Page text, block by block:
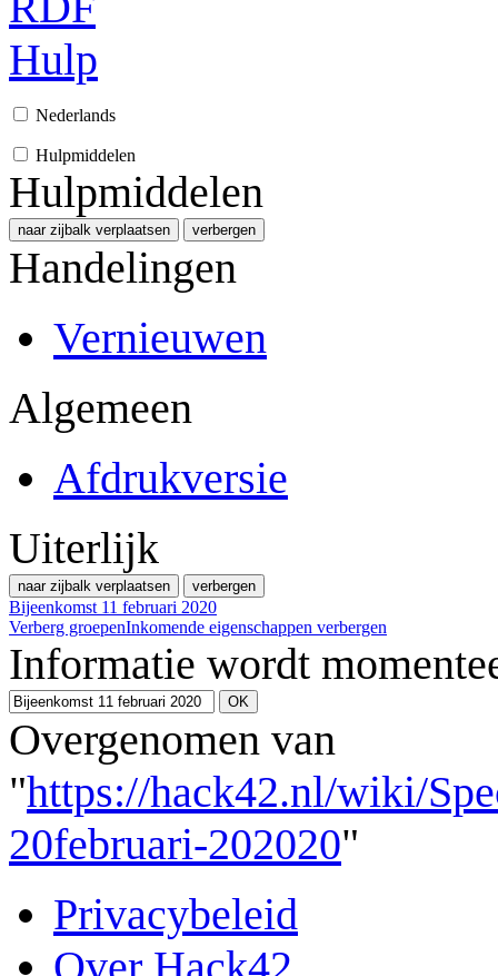
Hulp
Nederlands
Hulpmiddelen
Hulpmiddelen
naar zijbalk verplaatsen verbergen
Handelingen
Vernieuwen
Algemeen
Afdrukversie
Uiterlijk
naar zijbalk verplaatsen verbergen
Bijeenkomst 11 februari 2020
Verberg groepenInkomende eigenschappen verbergen
Informatie wordt
Overgenomen van
"https://hack42.nl/wiki/
20februari-202020"
Privacybeleid